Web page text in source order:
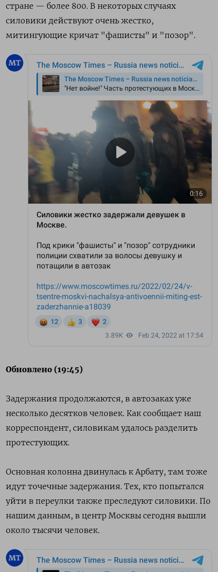
стране — более 800. В некоторых случаях
силовики действуют очень жестко,
митингующие кричат "фашисты" и "позор".
Обновлено (19:45)
Задержания продолжаются, в автозаках уже
несколько десятков человек. Как сообщает наш
корреспондент, силовикам удалось разделить
протестующих.
Основная колонна двинулась к Арбату, там тоже
идут точечные задержания. Тех, кто попытался
уйти в переулки также преследуют силовики. По
нашим данным, в центр Москвы сегодня вышли
около тысячи человек.